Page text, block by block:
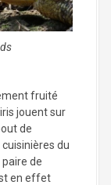
fruité
jouent sur
de
du
de
en effet